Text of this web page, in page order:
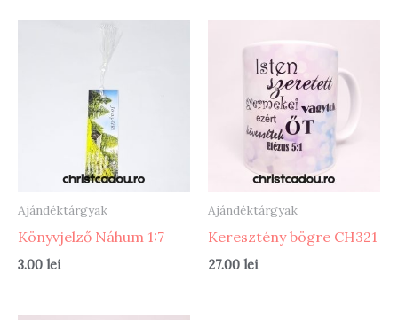
Ajándéktárgyak
Könyvjelző Náhum 1:7
3.00 lei
Ajándéktárgyak
Keresztény bögre CH321
27.00 lei